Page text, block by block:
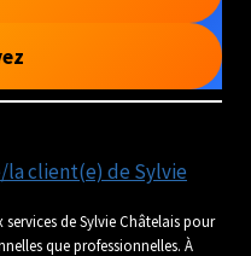
la client(e) de Sylvie
de Sylvie Châtelais pour
que professionnelles. À